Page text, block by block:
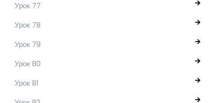
Урок 77
Урок 78
Урок 79
Урок 80
Урок 81